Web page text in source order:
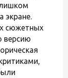
экране.
сюжетных
версию